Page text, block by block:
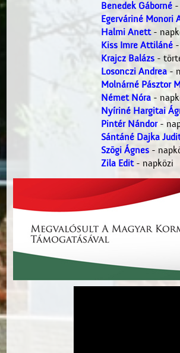
Benedek Gáborné-
Egerváriné Monori
Halmi Anett-
Kiss Imre Attiláné-
Krajcz Balázs-
Losonczi Andrea-
Molnárné Pásztor
Német Nóra-
Nyíriné Hargitai
Pintér Nándor-
Sántáné Dajka
Szögi Ágnes-
Zila Edit- napközi